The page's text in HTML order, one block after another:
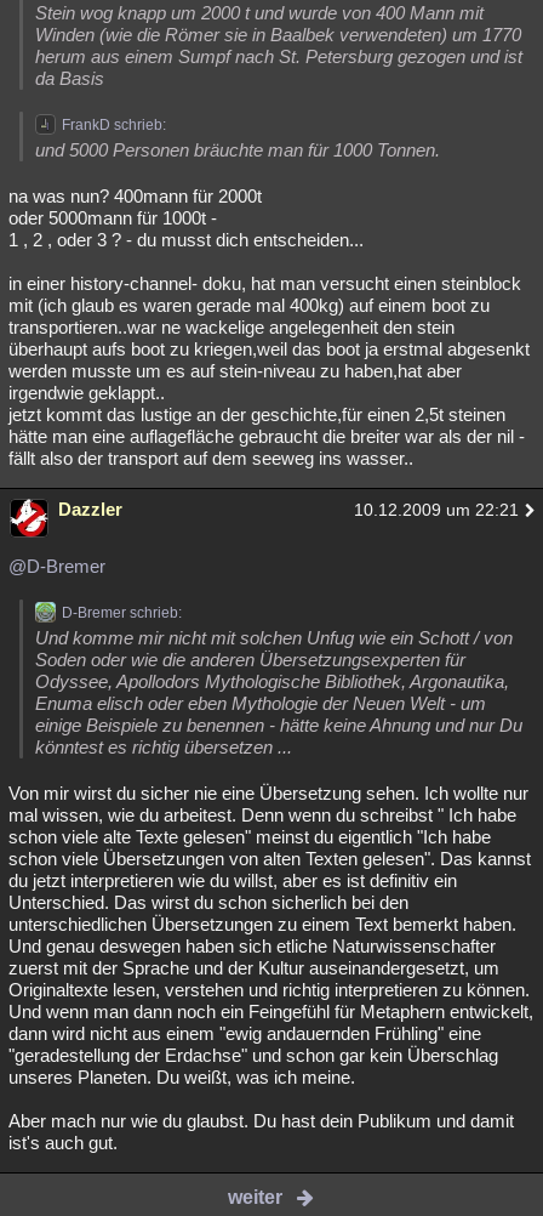
Stein wog knapp um 2000 t und wurde von 400 Mann mit
Winden (wie die Römer sie in Baalbek verwendeten) um 1770
herum aus einem Sumpf nach St. Petersburg gezogen und ist
da Basis
FrankD schrieb:
und 5000 Personen bräuchte man für 1000 Tonnen.
na was nun? 400mann für 2000t
oder 5000mann für 1000t -
1 , 2 , oder 3 ? - du musst dich entscheiden...
in einer history-channel- doku, hat man versucht einen steinblock
mit (ich glaub es waren gerade mal 400kg) auf einem boot zu
transportieren..war ne wackelige angelegenheit den stein
überhaupt aufs boot zu kriegen,weil das boot ja erstmal abgesenkt
werden musste um es auf stein-niveau zu haben,hat aber
irgendwie geklappt..
jetzt kommt das lustige an der geschichte,für einen 2,5t steinen
hätte man eine auflagefläche gebraucht die breiter war als der nil -
fällt also der transport auf dem seeweg ins wasser..
Dazzler 10.12.2009 um 22:21
@D-Bremer
D-Bremer schrieb:
Und komme mir nicht mit solchen Unfug wie ein Schott / von
Soden oder wie die anderen Übersetzungsexperten für
Odyssee, Apollodors Mythologische Bibliothek, Argonautika,
Enuma elisch oder eben Mythologie der Neuen Welt - um
einige Beispiele zu benennen - hätte keine Ahnung und nur Du
könntest es richtig übersetzen ...
Von mir wirst du sicher nie eine Übersetzung sehen. Ich wollte nur
mal wissen, wie du arbeitest. Denn wenn du schreibst " Ich habe
schon viele alte Texte gelesen" meinst du eigentlich "Ich habe
schon viele Übersetzungen von alten Texten gelesen". Das kannst
du jetzt interpretieren wie du willst, aber es ist definitiv ein
Unterschied. Das wirst du schon sicherlich bei den
unterschiedlichen Übersetzungen zu einem Text bemerkt haben.
Und genau deswegen haben sich etliche Naturwissenschafter
zuerst mit der Sprache und der Kultur auseinandergesetzt, um
Originaltexte lesen, verstehen und richtig interpretieren zu können.
Und wenn man dann noch ein Feingefühl für Metaphern entwickelt,
dann wird nicht aus einem "ewig andauernden Frühling" eine
"geradestellung der Erdachse" und schon gar kein Überschlag
unseres Planeten. Du weißt, was ich meine.
Aber mach nur wie du glaubst. Du hast dein Publikum und damit
ist's auch gut.
weiter